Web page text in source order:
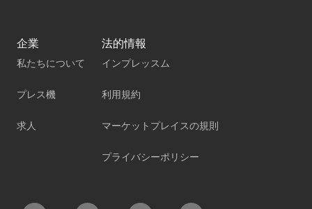
企業
私たちについて
プレス機
求人
法的情報
インプレッスム
利用規約
マーケットプレイスの規則
プライバシーポリシー